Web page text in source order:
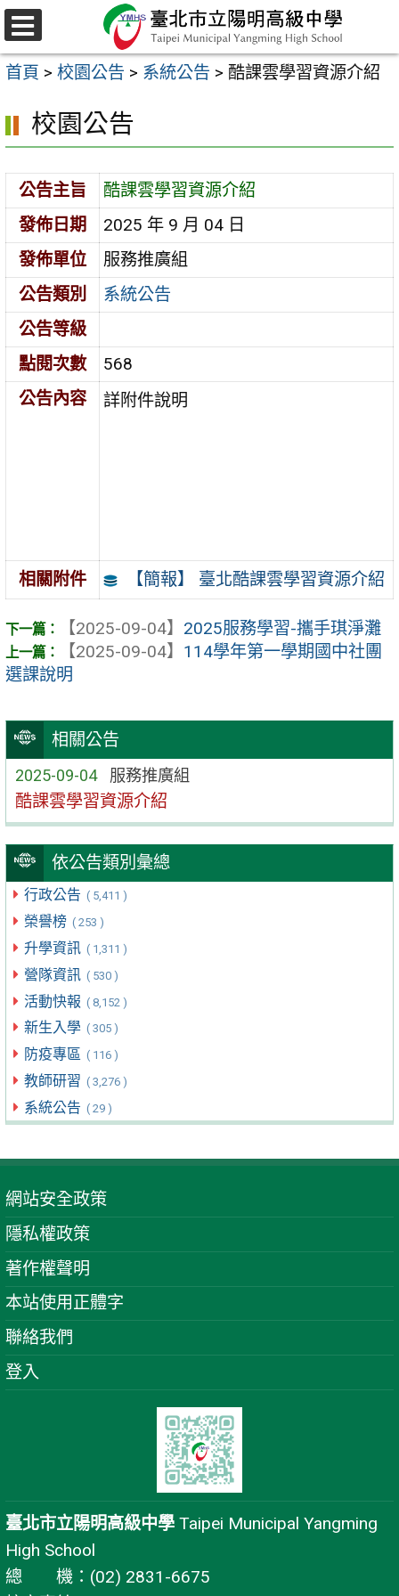
跳
至
主
內
容
區
選
單
首頁 > 校園公告 > 系統公告 > 酷課雲學習資源介紹
相關公告
2025-09-04 服務推廣組
酷課雲學習資源介紹
依公告類別彙總
行政公告 ( 5,411 )
榮譽榜 ( 253 )
升學資訊 ( 1,311 )
營隊資訊 ( 530 )
活動快報 ( 8,152 )
新生入學 ( 305 )
防疫專區 ( 116 )
教師研習 ( 3,276 )
系統公告 ( 29 )
校園公告
公告主旨
酷課雲學習資源介紹
發佈日期
2025 年 9 月 04 日
發佈單位
服務推廣組
公告類別
系統公告
公告等級
點閱次數
568
公告內容
詳附件說明
相關附件 【簡報】 臺北酷課雲學習資源介紹
【2025-09-04】 2025服務學習-攜手琪淨灘
【2025-09-04】 114學年第一學期國中社團
選課說明
網站安全政策
隱私權政策
著作權聲明
本站使用正體字
聯絡我們
登入
臺北市立陽明高級中學 Taipei Municipal Yangming
High School
總 機：(02) 2831-6675